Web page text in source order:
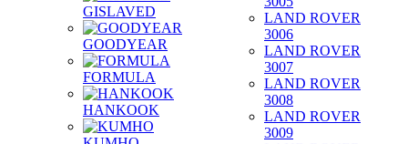
GISLAVED
GOODYEAR
FORMULA
HANKOOK
LAND ROVER
3006
LAND ROVER
3007
LAND ROVER
3008
LAND ROVER
3009